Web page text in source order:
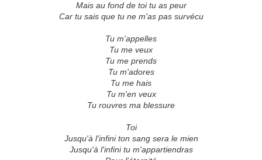
Mais au fond de toi tu as peur
Car tu sais que tu ne m'as pas survécu
Tu m'appelles
Tu me veux
Tu me prends
Tu m'adores
Tu me hais
Tu m'en veux
Tu rouvres ma blessure
Toi
Jusqu'à l'infini ton sang sera le mien
Jusqu'à l'infini tu m'appartiendras